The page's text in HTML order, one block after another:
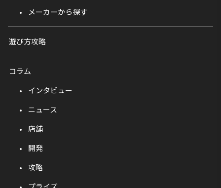
メーカーから探す
遊び方攻略
コラム
インタビュー
ニュース
店舗
開発
攻略